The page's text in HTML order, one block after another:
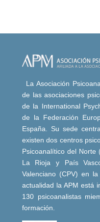
La Asociación
de las asociaciones
de la International
de la Federación
España. Su sede
existen dos centros
Psicoanalítico del Norte
La Rioja y País
Valenciano (CPV) en
actualidad la APM está
130 psicoanalistas
formación.